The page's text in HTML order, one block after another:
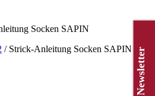
Socken SAPIN
/ Strick-Anleitung Socken SAPIN Newsletter